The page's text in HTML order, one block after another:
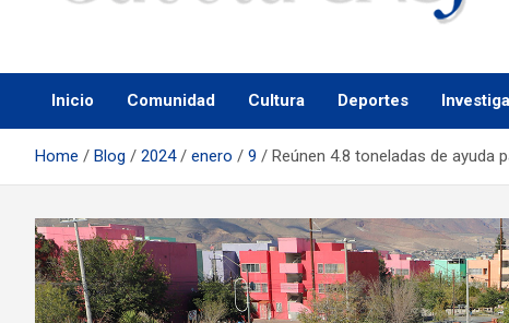
Gaceta UACJ
Inicio Comunidad Cultura Deportes
Home Blog 2024 enero 9 Reúnen 4.8 toneladas de ayuda